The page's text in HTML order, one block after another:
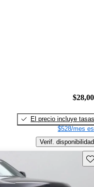
El precio incluye tasas
$528/mes
Verif. disponibilidad